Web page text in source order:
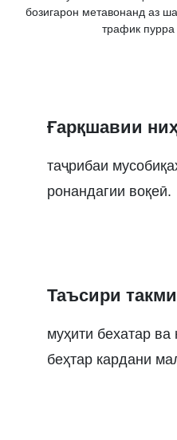
бозигарон метавонанд аз
трафик пурра
Ғарқшавии
таҷрибаи
ронандагии воқеӣ.
Таъсири
муҳити бехатар
беҳтар кардани